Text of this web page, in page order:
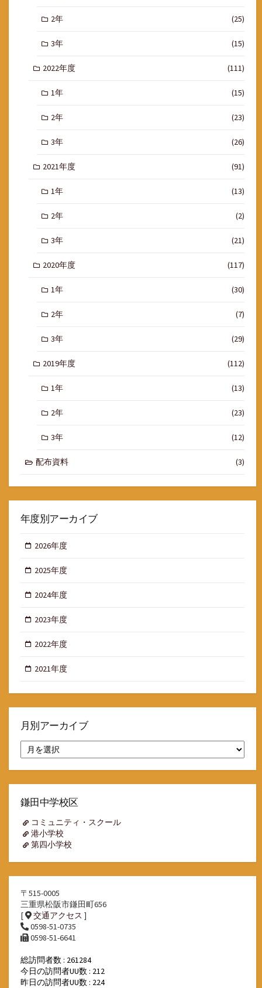
2年 (25)
3年 (15)
2022年度 (111)
1年 (15)
2年 (23)
3年 (26)
2021年度 (91)
1年 (13)
2年 (2)
3年 (21)
2020年度 (117)
1年 (30)
2年 (7)
3年 (29)
2019年度 (112)
1年 (13)
2年 (23)
3年 (12)
配布資料 (3)
年度別アーカイブ
2026年度
2025年度
2024年度
2023年度
2022年度
2021年度
月別アーカイブ
別
ア
イ
鎌田中学校区
コミュニティ・スクール
港小学校
第四小学校
〒515-0005
三重県松阪市鎌田町656
[
交通アクセス ]
0598-51-0735
0598-51-6641
総訪問者数 : 261284
今日の訪問者UU数 : 212
昨日の訪問者UU数 : 224